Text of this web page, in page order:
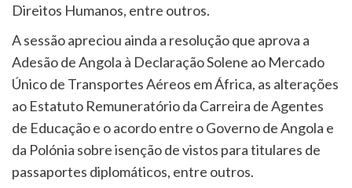
Direitos Humanos, entre outros.
A sessão apreciou ainda a resolução que aprova a
Adesão de Angola à Declaração Solene ao Mercado
Único de Transportes Aéreos em África, as alterações
ao Estatuto Remuneratório da Carreira de Agentes
de Educação e o acordo entre o Governo de Angola e
da Polónia sobre isenção de vistos para titulares de
passaportes diplomáticos, entre outros.